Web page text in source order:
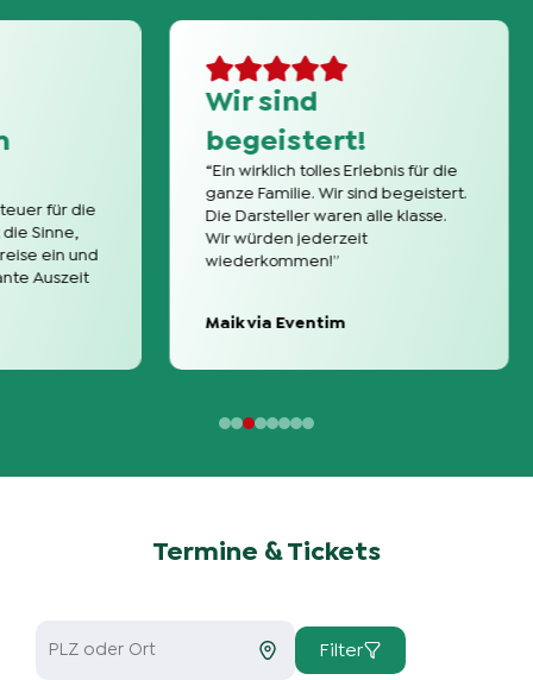
Wir sind
begeistert!
“Ein wirklich tolles Erlebnis für die
ganze Familie. Wir sind begeistert.
Die Darsteller waren alle klasse.
Wir würden jederzeit
wiederkommen!”
Maik via Eventim
Termine & Tickets
Filter